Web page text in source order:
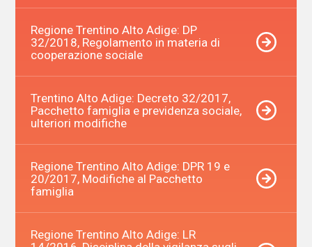
Regione Trentino Alto Adige: DP
32/2018, Regolamento in materia di
cooperazione sociale
Trentino Alto Adige: Decreto 32/2017,
Pacchetto famiglia e previdenza sociale,
ulteriori modifiche
Regione Trentino Alto Adige: DPR 19 e
20/2017, Modifiche al Pacchetto
famiglia
Regione Trentino Alto Adige: LR